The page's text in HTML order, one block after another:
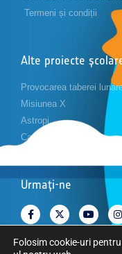
Termeni și condiții
Alte proiecte
Provocarea taberei
Misiunea X
Astropi
Cansat
Urmați-ne
Folosim cookie-uri